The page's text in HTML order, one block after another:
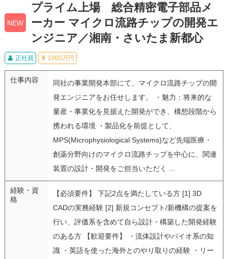
NEW
プライム上場 総合精密電子部品メ
ーカー マイクロ流路チップの開発エ
ンジニア／湘南・さいたま新都心
正社員 1000万円
仕事内容
同社の事業開発本部にて、マイクロ流路チップの開
発エンジニアをお任せします。 ・魅力：将来的な
量産・事業化を見据えた開発ができ、構想段階から
携われる環境 ・製品化を前提として、
MPS(Microphysiological Systems)など先端医療・
創薬分野向けのマイクロ流路チップを中心に、関連
装置の設計・開発をご担当いただく ...
経験・資
格
【必須要件】 下記2点を満たしている方 [1] 3D
CADの実務経験 [2] 新規コンセプト/新機構の提案を
行い、評価系を含めて自ら設計・構築した開発経験
のある方 【歓迎要件】 ・流体設計やバイオ系の知
識 ・英語を使った海外とのやり取りの経験 ・リー